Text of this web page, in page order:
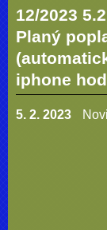
12/2023
Planý
iphone
5. 2. 2023